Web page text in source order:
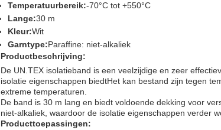
Temperatuurbereik:-70°C tot +550°C
Lange:30 m
Kleur:Wit
Garntype:Paraffine: niet-alkaliek
Productbeschrijving:
De UN.TEX isolatieband is een veelzijdige en zeer
isolatie eigenschappen biedtHet kan bestand zijn tegen
extreme temperaturen.
De band is 30 m lang en biedt voldoende dekking voor
niet-alkaliek, waardoor de isolatie eigenschappen verder
Producttoepassingen: